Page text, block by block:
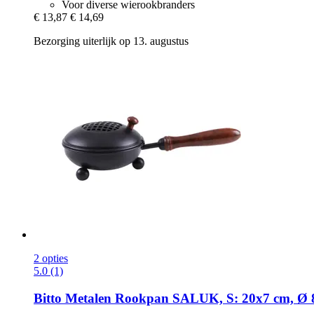
Voor diverse wierookbranders
€ 13,87 € 14,69
Bezorging uiterlijk op 13. augustus
2 opties
5.0 (1)
Bitto Metalen Rookpan SALUK, S: 20x7 cm, Ø